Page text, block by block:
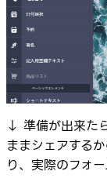
↓ 準備が出来た
ままシェアする
り、実際のフォ